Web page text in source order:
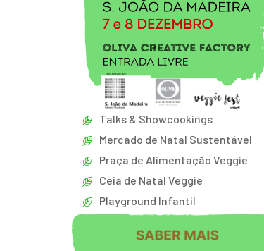
Talks & Showcookings
Mercado de Natal Sustentável
Praça de Alimentação Veggie
Ceia de Natal Veggie
Playground Infantil